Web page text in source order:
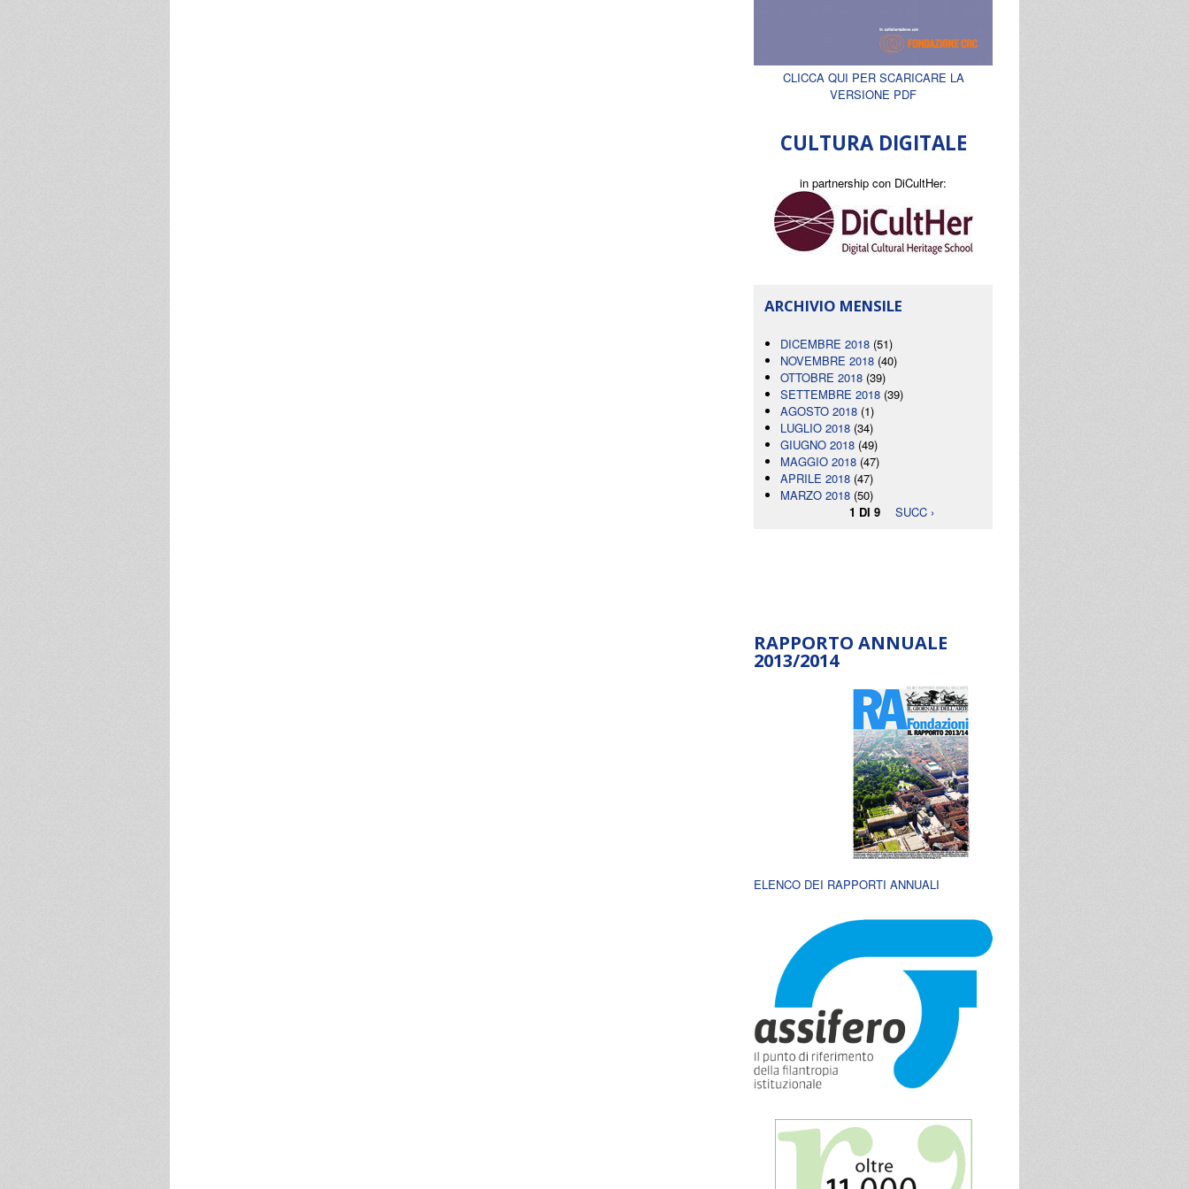
CLICCA QUI PER SCARICARE LA
VERSIONE PDF
CULTURA DIGITALE
in partnership con DiCultHer:
ARCHIVIO MENSILE
DICEMBRE 2018 (51)
NOVEMBRE 2018 (40)
OTTOBRE 2018 (39)
SETTEMBRE 2018 (39)
AGOSTO 2018 (1)
LUGLIO 2018 (34)
GIUGNO 2018 (49)
MAGGIO 2018 (47)
APRILE 2018 (47)
MARZO 2018 (50)
1 DI 9
SUCC ›
RAPPORTO ANNUALE
2013/2014
ELENCO DEI RAPPORTI ANNUALI